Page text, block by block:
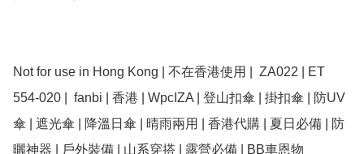
Not for use in Hong Kong | 不在香港使用 |  ZA022 | ET
554-020 |  fanbi | 香港 | WpcIZA | 登山扣傘 | 掛扣傘 | 防UV
傘 | 遮光傘 | 降溫日傘 | 晴雨兩用 | 香港代購 | 夏日必備 | 防